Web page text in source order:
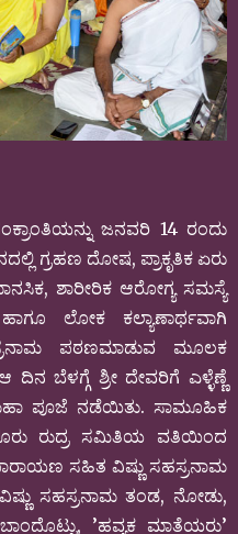
ಜನವರಿ 14 ರಂದು
ಗ್ರಹಣ ದೋಷ, ಪ್ರಾಕೃತಿಕ ಏರು
ಶಾರೀರಿಕ ಆರೋಗ್ಯ ಸಮಸ್ಯೆ
ಲೋಕ ಕಲ್ಯಾಣಾರ್ಥವಾಗಿ
ಪಠಣಮಾಡುವ ಮೂಲಕ
ಬೆಳಗ್ಗೆ ಶ್ರೀ ದೇವರಿಗೆ ಎಳ್ಳೆಣ್ಣೆ
ಪೂಜೆ ನಡೆಯಿತು. ಸಾಮೂಹಿಕ
ರುದ್ರ ಸಮಿತಿಯ ವತಿಯಿಂದ
ಪಾರಾಯಣ ಸಹಿತ ವಿಷ್ಣು ಸಹಸ್ರನಾಮ
ಸಹಸ್ರನಾಮ ತಂಡ, ನೋಡು,
’ಹವ್ಯಕ ಮಾತೆಯರು’